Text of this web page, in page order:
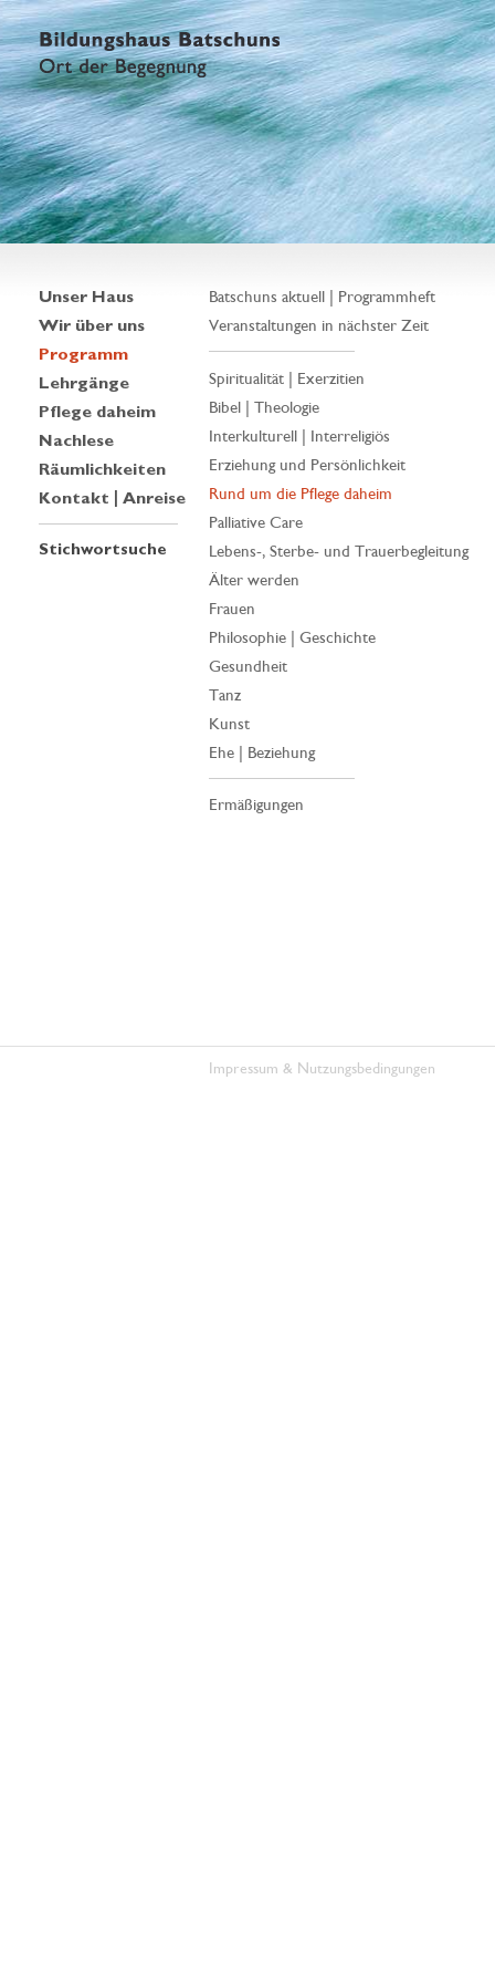
Unser Haus
Wir über uns
Programm
Lehrgänge
Pflege daheim
Nachlese
Räumlichkeiten
Kontakt | Anreise
Stichwortsuche
Batschuns aktuell | Programmheft
Veranstaltungen in nächster Zeit
Spiritualität | Exerzitien
Bibel | Theologie
Interkulturell | Interreligiös
Erziehung und Persönlichkeit
Rund um die Pflege daheim
Palliative Care
Lebens-, Sterbe- und Trauerbegleitung
Älter werden
Frauen
Philosophie | Geschichte
Gesundheit
Tanz
Kunst
Ehe | Beziehung
Ermäßigungen
Impressum & Nutzungsbedingungen